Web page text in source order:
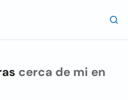
cerca de mi en